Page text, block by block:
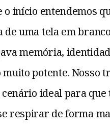
o início entendemos
uma tela em
memória,
muito potente. Nosso
ideal para que
respirar de forma